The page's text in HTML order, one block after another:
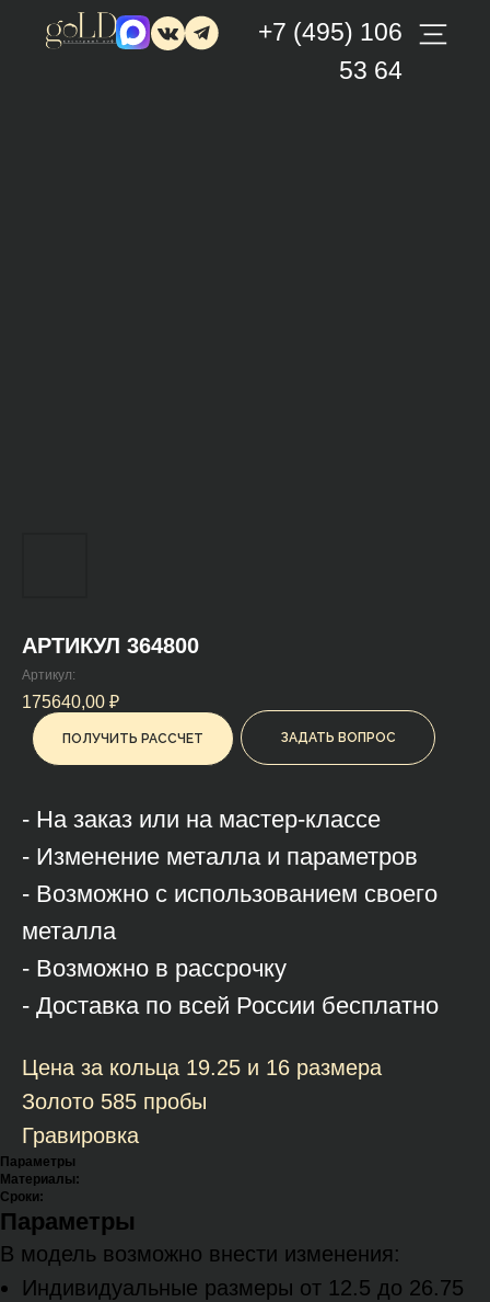
+7 (495) 106
53 64
ПОЛУЧИТЬ РАССЧЕТ ЗАДАТЬ ВОПРОС
АРТИКУЛ 364800
Артикул:
175640,00 ₽
- На заказ или на мастер-классе
- Изменение металла и параметров
- Возможно с использованием своего
металла
- Возможно в рассрочку
- Доставка по всей России бесплатно
Цена за кольца 19.25 и 16 размера
Золото 585 пробы
Гравировка
Параметры
Материалы:
Сроки:
Параметры
В модель возможно внести изменения:
Индивидуальные размеры от 12.5 до 26.75